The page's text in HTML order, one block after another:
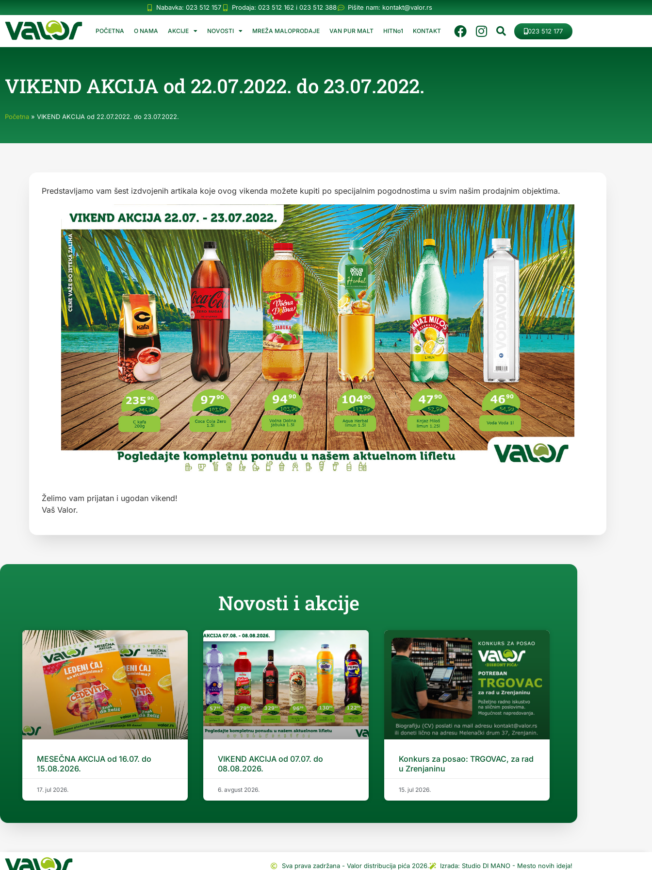
Nabavka: 023 512 157 Prodaja: 023 512 162 i 023 512 388 Pišite nam: kontakt@valor.rs
POČETNA O NAMA AKCIJE NOVOSTI MREŽA MALOPRODAJE VAN PUR MALT HITNo1 KONTAKT 023 512 177
VIKEND AKCIJA od 22.07.2022. do 23.07.2022.
Početna » VIKEND AKCIJA od 22.07.2022. do 23.07.2022.
Predstavljamo vam šest izdvojenih artikala koje ovog vikenda možete kupiti po specijalnim pogodnostima u svim našim prodajnim objektima.
Želimo vam prijatan i ugodan vikend!
Vaš Valor.
Novosti i akcije
MESEČNA AKCIJA od 16.07. do
15.08.2026.
17. jul 2026.
VIKEND AKCIJA od 07.07. do
08.08.2026.
6. avgust 2026.
Konkurs za posao: TRGOVAC, za rad
u Zrenjaninu
15. jul 2026.
Sva prava zadržana - Valor distribucija pića 2026. Izrada: Studio DI MANO - Mesto novih ideja!